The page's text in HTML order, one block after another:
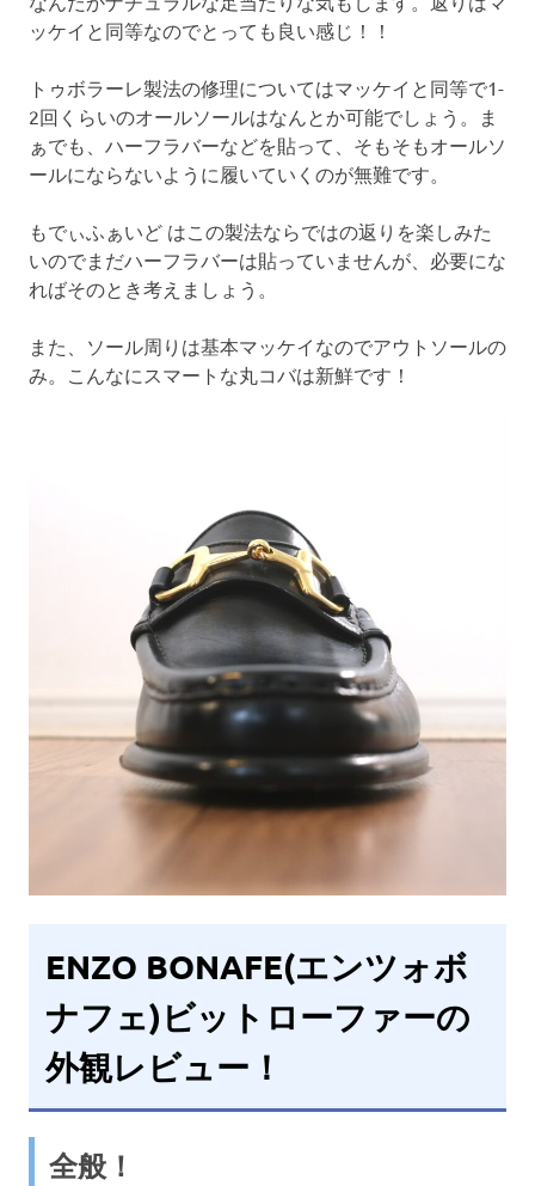
ッケイと同等なのでとっても良い感じ！！
トゥボラーレ製法の修理についてはマッケイと同等で1-
2回くらいのオールソールはなんとか可能でしょう。ま
ぁでも、ハーフラバーなどを貼って、そもそもオールソ
ールにならないように履いていくのが無難です。
もでぃふぁいど はこの製法ならではの返りを楽しみた
いのでまだハーフラバーは貼っていませんが、必要にな
ればそのとき考えましょう。
また、ソール周りは基本マッケイなのでアウトソールの
み。こんなにスマートな丸コバは新鮮です！
ENZO BONAFE(エンツォボ
ナフェ)ビットローファーの
外観レビュー！
全般！